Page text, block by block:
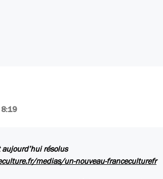
résolus
medias/un-nouveau-franceculturefr